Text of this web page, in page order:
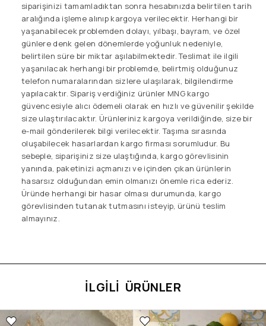
siparişinizi tamamladıktan sonra hesabınızda belirtilen tarih
aralığında işleme alınıp kargoya verilecektir. Herhangi bir
yaşanabilecek problemden dolayı, yılbaşı, bayram, ve özel
günlere denk gelen dönemlerde yoğunluk nedeniyle,
belirtilen süre bir miktar aşılabilmektedir. Teslimat ile ilgili
yaşanılacak herhangi bir problemde, belirtmiş olduğunuz
telefon numaralarından sizlere ulaşılarak, bilgilendirme
yapılacaktır. Sipariş verdiğiniz ürünler MNG kargo
güvencesiyle alıcı ödemeli olarak en hızlı ve güvenilir şekilde
size ulaştırılacaktır. Ürünleriniz kargoya verildiğinde, size bir
e-mail gönderilerek bilgi verilecektir. Taşıma sırasında
oluşabilecek hasarlardan kargo firması sorumludur. Bu
sebeple, siparişiniz size ulaştığında, kargo görevlisinin
yanında, paketinizi açmanızı ve içinden çıkan ürünlerin
hasarsız olduğundan emin olmanızı önemle rica ederiz.
Üründe herhangi bir hasar olması durumunda, kargo
görevlisinden tutanak tutmasını isteyip, ürünü teslim
almayınız.
İLGILI ÜRÜNLER